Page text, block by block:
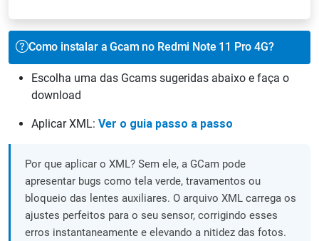
Como instalar a Gcam no Redmi Note 11 Pro 4G?
Escolha uma das Gcams sugeridas abaixo e faça o
download
Aplicar XML: Ver o guia passo a passo
Por que aplicar o XML? Sem ele, a GCam pode
apresentar bugs como tela verde, travamentos ou
bloqueio das lentes auxiliares. O arquivo XML carrega os
ajustes perfeitos para o seu sensor, corrigindo esses
erros instantaneamente e elevando a nitidez das fotos.